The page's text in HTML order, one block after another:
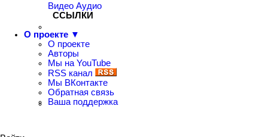
Видео Аудио
ССЫЛКИ
О проекте ▼
О проекте
Авторы
Мы на YouTube
RSS канал
Мы ВКонтакте
Обратная связь
Ваша поддержка